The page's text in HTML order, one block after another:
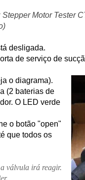
Stepper Motor Tester
desligada.
de serviço de
o diagrama).
(2 baterias de
O LED verde
o botão "open"
que todos os
válvula irá reagir.